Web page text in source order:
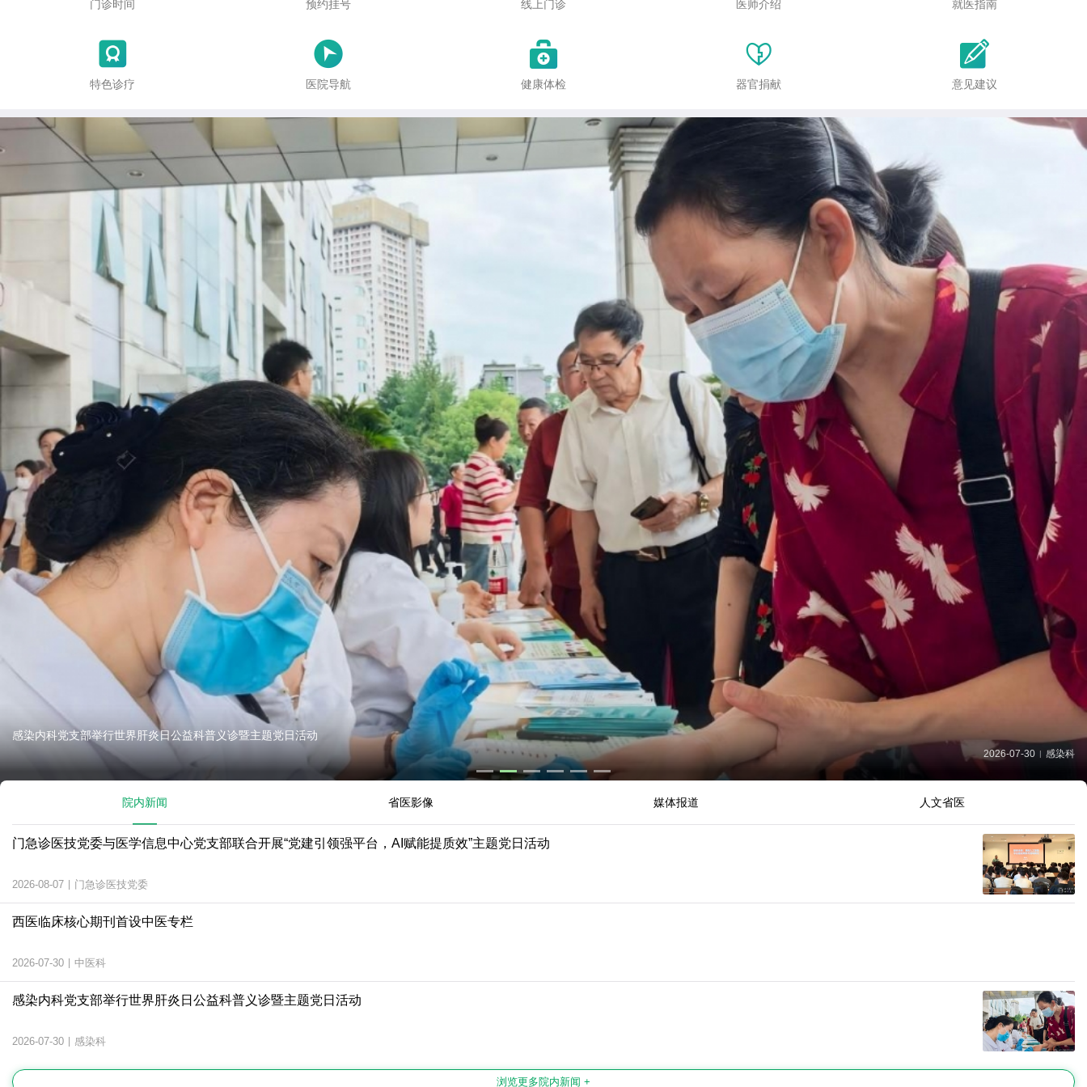
门诊时间 预约挂号 线上门诊 医师介绍 就医指南

特色诊疗

医院导航

健康体检

器官捐献

意见建议
我院急诊医学与灾难医学研究所团队一项研究成果在国际重症医学权威...
2026-07-28 | 科研部
院内新闻 省医影像 媒体报道 人文省医
门急诊医技党委与医学信息中心党支部联合开展“党建引领强平台，AI赋能提质效”主题党日活动
2026-08-07 | 门急诊医技党委
西医临床核心期刊首设中医专栏
2026-07-30 | 中医科
感染内科党支部举行世界肝炎日公益科普义诊暨主题党日活动
2026-07-30 | 感染科
浏览更多院内新闻 +